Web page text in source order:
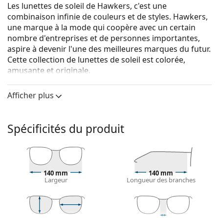
Les lunettes de soleil de Hawkers, c'est une
combinaison infinie de couleurs et de styles. Hawkers,
une marque à la mode qui coopère avec un certain
nombre d'entreprises et de personnes importantes,
aspire à devenir l'une des meilleures marques du futur.
Cette collection de lunettes de soleil est colorée,
amusante et originale.
Hawkers Fusion Rose Gold Onesont des lunettes de
soleil unisexes.
soleil grâce à la fonction d'essayage virtuel de
Lentiamo.
Monture de lunettes de soleil
La couleur noire de la monture s'accorde
parfaitement avec tous les types de teint et des
Lunettes de soleil à montures carréessont un choix
idéal pour les personnes ayant une forme de visage
Afficher plus
Spécificités du produit
140 mm
Largeur
140 mm
Longueur des branches